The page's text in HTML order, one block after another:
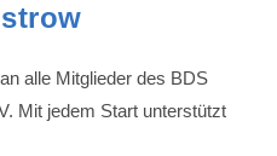
alle Mitglieder des BDS
Mit jedem Start unterstützt